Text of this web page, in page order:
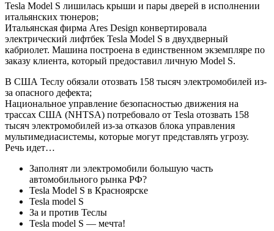
Tesla Model S лишилась крыши и пары дверей в исполнении
итальянских тюнеров;
Итальянская фирма Ares Design конвертировала
электрический лифтбек Tesla Model S в двухдверный
кабриолет. Машина построена в единственном экземпляре по
заказу клиента, который предоставил личную Model S.
В США Теслу обязали отозвать 158 тысяч электромобилей из-
за опасного дефекта;
Национальное управление безопасностью движения на
трассах США (NHTSA) потребовало от Tesla отозвать 158
тысяч электромобилей из-за отказов блока управления
мультимедиасистемы, которые могут представлять угрозу.
Речь идет…
Заполнят ли электромобили большую часть
автомобильного рынка РФ?
Tesla Model S в Красноярске
Tesla model S
За и против Теслы
Tesla model S — мечта!